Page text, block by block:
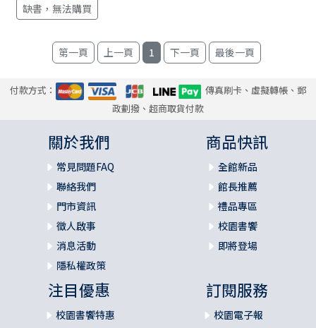
缺書，無法購買
1
付款方式：
傳真刷卡、虛擬轉帳、郵
政劃撥、超商取貨付款
關於我們
常見問題FAQ
聯絡我們
門市資訊
徵人啟事
消息活動
隱私權政策
商品快訊
全館新品
館長推薦
禮品專區
校園書饗
即將登場
注目優惠
校園書饗特惠
訂閱服務
校園電子報